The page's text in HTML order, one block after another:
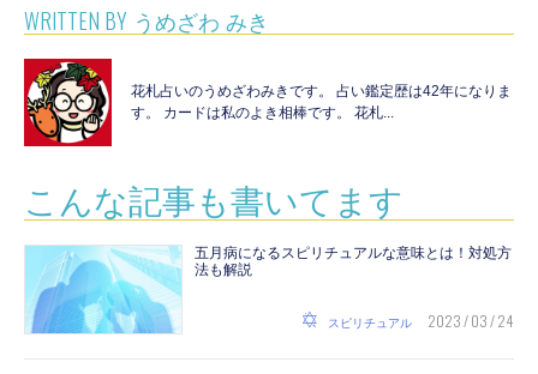
WRITTEN BY うめざわ みき
花札占いのうめざわみきです。 占い鑑定歴は42年になりま
す。 カードは私のよき相棒です。 花札...
こんな記事も書いてます
五月病になるスピリチュアルな意味とは！対処方
法も解説
スピリチュアル 2023 / 03 / 24